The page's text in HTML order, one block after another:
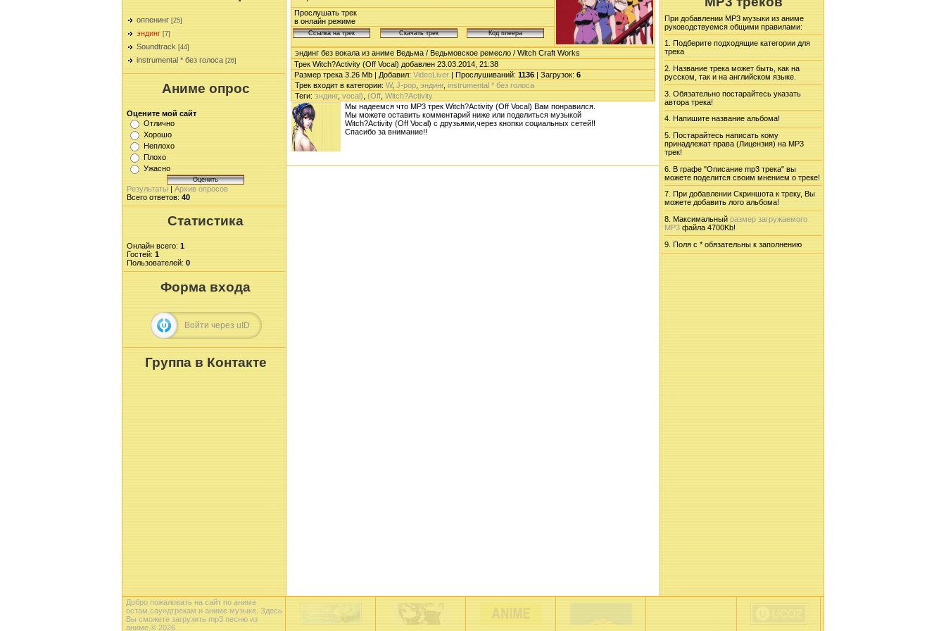
оппенинг [25]
эндинг [7]
Soundtrack [44]
instrumental * без голоса [26]
Аниме опрос
Оцените мой сайт
Отлично
Хорошо
Неплохо
Плохо
Ужасно
Результаты | Архив опросов
Всего ответов: 40
Статистика
Онлайн всего: 1
Гостей: 1
Пользователей: 0
Форма входа
Войти через uID
Группа в Контакте
Прослушать трек
в онлайн режиме
эндинг без вокала из аниме Ведьма / Ведьмовское ремесло / Witch Craft Works
Трек Witch?Activity (Off Vocal) добавлен 23.03.2014, 21:38
Размер трека 3.26 Mb | Добавил: VideoLiver| Прослушиваний: 1136| Загрузок: 6
Трек входит в категории: W, J-pop, эндинг, instrumental * без голоса
Теги: эндинг, vocal) (Off, Witch?Activity
Мы надеемся что MP3 трек Witch?Activity (Off Vocal) Вам понравился.
Мы можете оставить комментарий ниже или поделиться музыкой
Witch?Activity (Off Vocal) с друзьями,через кнопки социальных сетей!!
Спасибо за внимание!!
При добавлении MP3 музыки из аниме
руководствуемся общими правилами:
1. Подберите подходящие категории для
трека
2. Название трека может быть, как на
русском, так и на английском языке.
3. Обязательно постарайтесь указать
автора трека!
4. Напишите название альбома!
5. Постарайтесь написать кому
принадлежат права (Лицензия) на MP3
трек!
6. В графе "Описание mp3 трека" вы
можете поделится своим мнением о треке!
7. При добавлении Скриншота к треку, Вы
можете добавить лого альбома!
8. Максимальный размер загружаемого
MP3 файла 4700Kb!
9. Поля с * обязательны к заполнению
Добро пожаловать на сайт по аниме
остам,саундтрекам и аниме музыке. Здесь
Вы сможете загрузить mp3 песню из
аниме.© 2026